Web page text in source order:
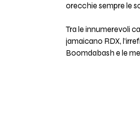
orecchie sempre le
Tra le innumerevoli
jamaicano RDX,
Boomdabash e le